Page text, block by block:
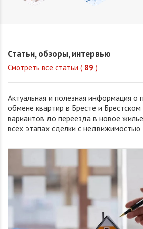
Статьи, обзоры, интервью
Смотреть все статьи ( 89 )
Актуальная и полезная информация о
обмене квартир в Бресте и Брестском
вариантов до переезда в новое
всех этапах сделки с недвижимостью